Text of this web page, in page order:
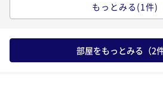
【スタンダードプラン】屋上貸切露
ポイント即利
もっとみる(1件)
部屋をもっとみる（2